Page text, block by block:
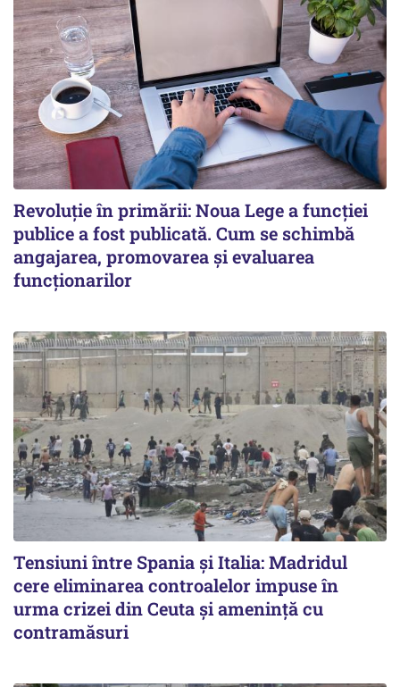
Revoluție în primării: Noua Lege a funcției
publice a fost publicată. Cum se schimbă
angajarea, promovarea și evaluarea
funcționarilor
Tensiuni între Spania și Italia: Madridul
cere eliminarea controalelor impuse în
urma crizei din Ceuta și amenință cu
contramăsuri